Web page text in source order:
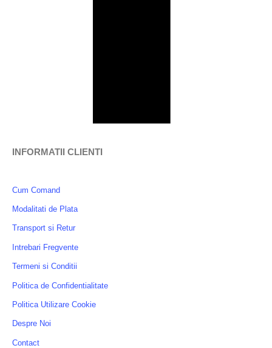
INFORMATII CLIENTI
Cum Comand
Modalitati de Plata
Transport si Retur
Intrebari Fregvente
Termeni si Conditii
Politica de Confidentialitate
Politica Utilizare Cookie
Despre Noi
Contact